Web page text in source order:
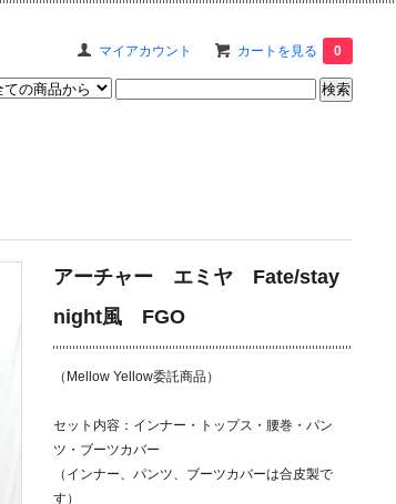
マイアカウント カートを見る 0
アーチャー エミヤ Fate/stay
night風 FGO
（Mellow Yellow委託商品）
セット内容：インナー・トップス・腰巻・パン
ツ・ブーツカバー
（インナー、パンツ、ブーツカバーは合皮製で
す）